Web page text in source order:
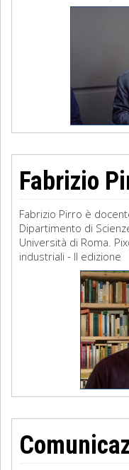
Fabrizio
Fabrizio Pirro è
Dipartimento di
Università di Roma.
industriali - II edizione